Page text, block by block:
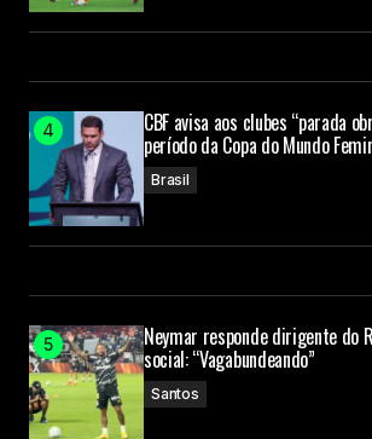
CBF avisa aos clubes “parada
período da Copa do Mundo
Brasil
Neymar responde dirigente do
social: “Vagabundeando”
Santos